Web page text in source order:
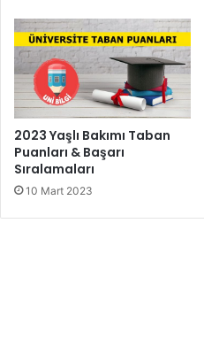
2023 Yaşlı Bakımı Taban
Puanları & Başarı
Sıralamaları
10 Mart 2023